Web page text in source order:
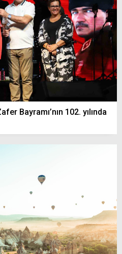
Bayramı’nın 102. yılında